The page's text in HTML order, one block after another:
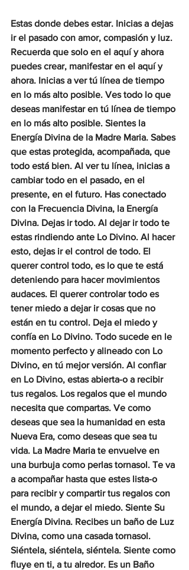
Estas donde debes estar. Inicias a dejas
ir el pasado con amor, compasión y luz.
Recuerda que solo en el aquí y ahora
puedes crear, manifestar en el aquí y
ahora. Inicias a ver tú línea de tiempo
en lo más alto posible. Ves todo lo que
deseas manifestar en tú línea de tiempo
en lo más alto posible. Sientes la
Energía Divina de la Madre Maria. Sabes
que estas protegida, acompañada, que
todo está bien. Al ver tu línea, inicias a
cambiar todo en el pasado, en el
presente, en el futuro. Has conectado
con la Frecuencia Divina, la Energía
Divina. Dejas ir todo. Al dejar ir todo te
estas rindiendo ante Lo Divino. Al hacer
esto, dejas ir el control de todo. El
querer control todo, es lo que te está
deteniendo para hacer movimientos
audaces. El querer controlar todo es
tener miedo a dejar ir cosas que no
están en tu control. Deja el miedo y
confía en Lo Divino. Todo sucede en le
momento perfecto y alineado con Lo
Divino, en tú mejor versión. Al confiar
en Lo Divino, estas abierta-o a recibir
tus regalos. Los regalos que el mundo
necesita que compartas. Ve como
deseas que sea la humanidad en esta
Nueva Era, como deseas que sea tu
vida. La Madre Maria te envuelve en
una burbuja como perlas tornasol. Te va
a acompañar hasta que estes lista-o
para recibir y compartir tus regalos con
el mundo, a dejar el miedo. Siente Su
Energía Divina. Recibes un baño de Luz
Divina, como una casada tornasol.
Siéntela, siéntela, siéntela. Siente como
fluye en ti, a tu alredor. Es un Baño